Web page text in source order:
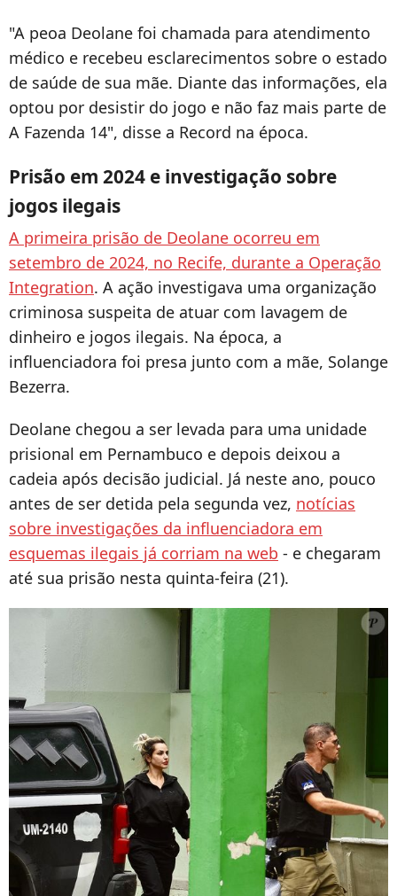
"A peoa Deolane foi chamada para atendimento
médico e recebeu esclarecimentos sobre o estado
de saúde de sua mãe. Diante das informações, ela
optou por desistir do jogo e não faz mais parte de
A Fazenda 14", disse a Record na época.
Prisão em 2024 e investigação sobre
jogos ilegais
A primeira prisão de Deolane ocorreu em
setembro de 2024, no Recife, durante a Operação
Integration. A ação investigava uma organização
criminosa suspeita de atuar com lavagem de
dinheiro e jogos ilegais. Na época, a
influenciadora foi presa junto com a mãe, Solange
Bezerra.
Deolane chegou a ser levada para uma unidade
prisional em Pernambuco e depois deixou a
cadeia após decisão judicial. Já neste ano, pouco
antes de ser detida pela segunda vez, notícias
sobre investigações da influenciadora em
esquemas ilegais já corriam na web - e chegaram
até sua prisão nesta quinta-feira (21).